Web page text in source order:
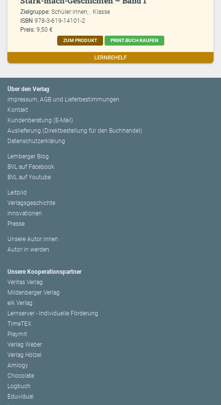
Zielgruppe:Schüler:innen; . Klasse
ISBN978-3-619-14101-2
Preis: 9,50 €
ZUM PRODUKT PRINT.BUCH KAUFEN
LERNBEHELF
Über den Verlag
Impressum, AGB und Lieferbestimmungen
Kontakt
Kundenberatung (E-Mail)
Auslieferung (Direktbestellung für den Buchhandel)
Datenschutzerklärung
Lemberger Blog
BVL auf Facebook
BVL auf Youtube
Leitbild
Verlagsgeschichte
Innovationen
Presse
Unsere Autor:innen
Autor:in werden
Unsere Kooperationspartner
Veritas Verlag
Mildenberger Verlag
elk Verlag
Lernserver - Individuelle Förderung
TimeTEX
Playmit
Verlag Weber
Verlag Hölzel
Amlogy
Chocolate
Logbuch
Eduvidual